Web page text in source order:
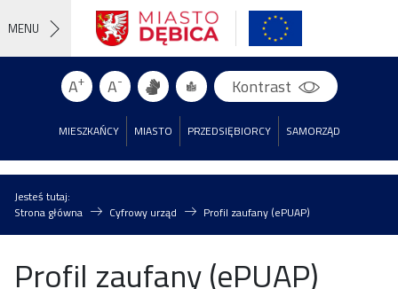
MENU
MIESZKAŃCY MIASTO PRZEDSIĘBIORCY SAMORZĄD
A+ A- Kontrast
Jesteś tutaj:
Strona główna
Cyfrowy urząd Profil zaufany (ePUAP)
Profil zaufany (ePUAP)